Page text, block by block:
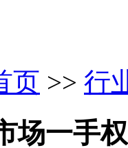
页 >> 行
场一手